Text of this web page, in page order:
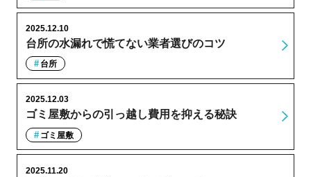
台所の水漏れで慌てない業者選びのコツ
2025.12.10
台所
ゴミ屋敷からの引っ越し費用を抑える秘訣
2025.12.03
ゴミ屋敷
2025.11.20